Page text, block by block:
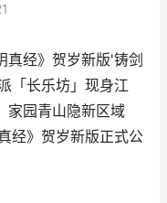
真经》贺岁新版'铸剑
「长乐坊」现身江
家园青山隐新区域
经》贺岁新版正式公